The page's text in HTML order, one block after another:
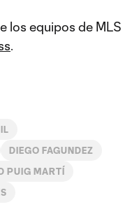
los equipos de MLS
.
DIEGO FAGUNDEZ
PUIG MARTÍ